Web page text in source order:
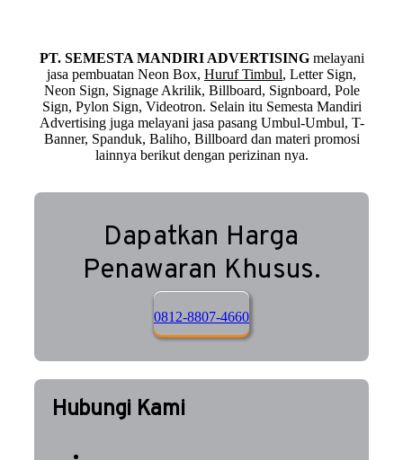
PT. SEMESTA MANDIRI ADVERTISINGmelayani
jasa pembuatan Neon Box, Huruf Timbul, Letter Sign,
Neon Sign, Signage Akrilik, Billboard, Signboard, Pole
Sign, Pylon Sign, Videotron. Selain itu Semesta Mandiri
Advertising juga melayani jasa pasang Umbul-Umbul, T-
Banner, Spanduk, Baliho, Billboard dan materi promosi
lainnya berikut dengan perizinan nya.
Dapatkan Harga
Penawaran Khusus.
0812-8807-4660
Hubungi Kami